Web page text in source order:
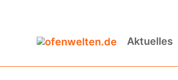
springen
Aktuelles